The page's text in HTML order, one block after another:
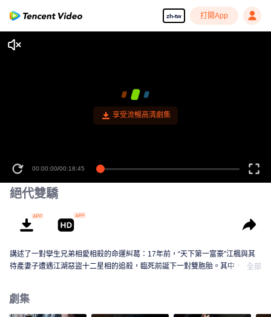
zh-tw 打開App
享受流暢高清劇集
00:00:00/00:18:45
絕代雙驕
講述了一對孿生兄弟相愛相殺的命運糾葛：17年前，“天下第一富豪”江楓與其
待產妻子遭遇江湖惡盜十二星相的追殺，臨死前誕下一對雙胞胎。其中，一位
缺，則秉持師父邀月“斷情絕欲，除惡衛道”的理念下山除惡。 命運的齒輪開始
轉動，兩兄弟迥然不同卻又無法割裂的江湖人生就此展開......
全部
劇集